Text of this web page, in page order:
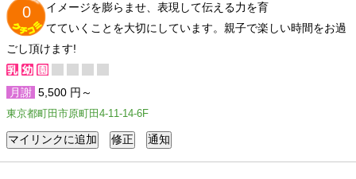
0
イメージを膨らませ、表現して伝える力を育
てていくことを大切にしています。親子で楽しい時間をお過
ごし頂けます!
月謝 5,500 円～
東京都町田市原町田4-11-14-6F